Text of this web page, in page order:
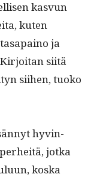
kasvun
kuten
ja
siitä
siihen, tuoko
hyv­in­
jot­ka
kos­ka